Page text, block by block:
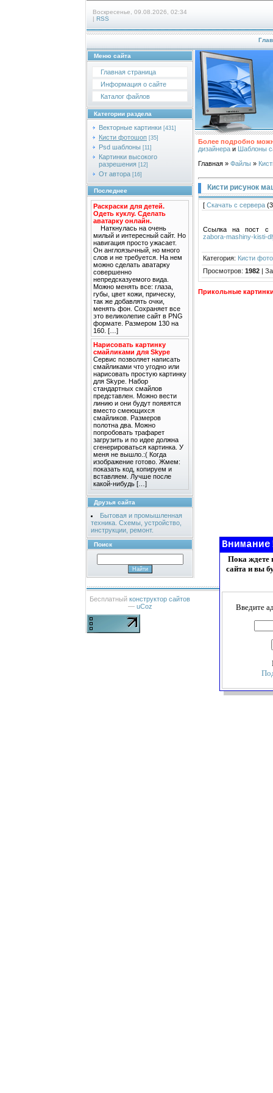
Воскресенье, 09.08.2026, 02:34
| RSS
Меню сайта
Главная страница
Информация о сайте
Каталог файлов
Категории раздела
Векторные картинки [431]
Кисти фотошоп [35]
Psd шаблоны [11]
Картинки высокого
разрешения [12]
От автора [16]
Последнее
Раскраски для детей.
Одеть куклу. Сделать
аватарку онлайн.
Наткнулась на очень
милый и интересный сайт. Но
навигация просто ужасает.
Он англоязычный, но много
слов и не требуется. На нем
можно сделать аватарку
совершенно
непредсказуемого вида.
Можно менять все: глаза,
губы, цвет кожи, прическу,
так же добавлять очки,
менять фон. Сохраняет все
это великолепие сайт в PNG
формате. Размером 130 на
160. […]
Нарисовать картинку
смайликами для Skype
Сервис позволяет написать
смайликами что угодно или
нарисовать простую картинку
для Skype. Набор
стандартных смайлов
представлен. Можно вести
линию и они будут появятся
вместо смеющихся
смайликов. Размеров
полотна два. Можно
попробовать трафарет
загрузить и по идее должна
сгенерироваться картинка. У
меня не вышло.:( Когда
изображение готово. Жмем:
показать код, копируем и
вставляем. Лучше после
какой-нибудь […]
Друзья сайта
Бытовая и промышленная
техника. Схемы, устройство,
инструкции, ремонт.
Поиск
Более подробно
дизайнера и Шаблоны
Главная » Файлы »
Кисти рисунок
[ Скачать с сервера
Ссылка на пост с
zabora-mashiny-kisti-
Категория: Кисти
Просмотров: 1982 |
Прикольные
Бесплатный конструктор сайтов
— uCoz
Пока ждете
сайта и вы
Введите